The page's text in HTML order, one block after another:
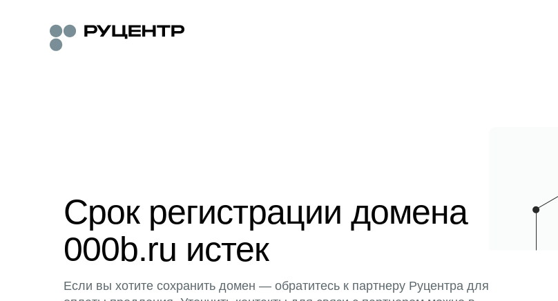
Срок регистрации домена
000b.ru истек
Если вы хотите сохранить домен — обратитесь к партнеру Руцентра для